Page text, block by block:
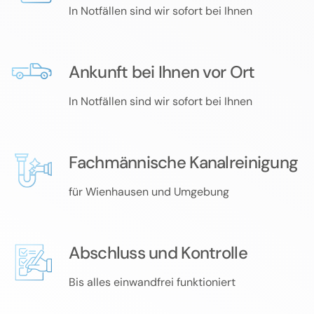
In Notfällen sind wir sofort bei Ihnen
Ankunft bei Ihnen vor Ort
In Notfällen sind wir sofort bei Ihnen
Fachmännische Kanalreinigung
für Wienhausen und Umgebung
Abschluss und Kontrolle
Bis alles einwandfrei funktioniert